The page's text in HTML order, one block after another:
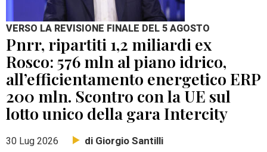
VERSO LA REVISIONE FINALE DEL 5 AGOSTO
Pnrr, ripartiti 1,2 miliardi ex
Rosco: 576 mln al piano idrico,
all’efficientamento energetico ERP
200 mln. Scontro con la UE sul
lotto unico della gara Intercity
30 Lug 2026 di Giorgio Santilli